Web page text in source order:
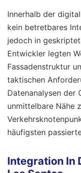
Innerhalb der
kein betretbares
jedoch in
Entwickler legten
Fassadenstruktur
taktischen
Datenanalysen der
unmittelbare Nähe
häufigsten
Integration In